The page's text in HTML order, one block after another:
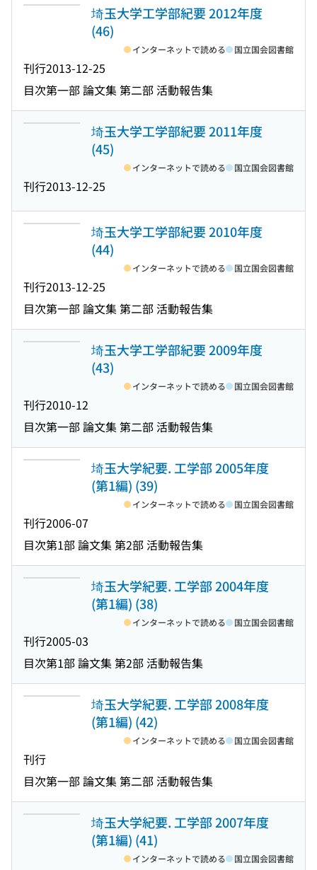
埼玉大学工学部紀要 2012年度
(46)
刊行2013-12-25
インターネットで読める 国立国会図書館
目次第一部 論文集 第二部 活動報告集
埼玉大学工学部紀要 2011年度
(45)
刊行2013-12-25
インターネットで読める 国立国会図書館
埼玉大学工学部紀要 2010年度
(44)
刊行2013-12-25
インターネットで読める 国立国会図書館
目次第一部 論文集 第二部 活動報告集
埼玉大学工学部紀要 2009年度
(43)
刊行2010-12
インターネットで読める 国立国会図書館
目次第一部 論文集 第二部 活動報告集
埼玉大学紀要. 工学部 2005年度
(第1編) (39)
刊行2006-07
インターネットで読める 国立国会図書館
目次第1部 論文集 第2部 活動報告集
埼玉大学紀要. 工学部 2004年度
(第1編) (38)
刊行2005-03
インターネットで読める 国立国会図書館
目次第1部 論文集 第2部 活動報告集
埼玉大学紀要. 工学部 2008年度
(第1編) (42)
刊行
インターネットで読める 国立国会図書館
目次第一部 論文集 第二部 活動報告集
埼玉大学紀要. 工学部 2007年度
(第1編) (41)
インターネットで読める 国立国会図書館